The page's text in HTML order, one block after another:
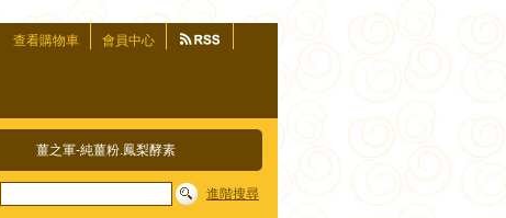
查看購物車 會員中心
薑之軍-純薑粉.鳳梨酵素
進階搜尋